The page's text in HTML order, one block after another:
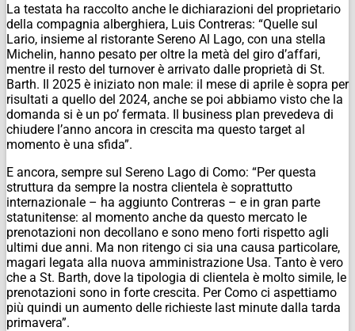
La testata ha raccolto anche le dichiarazioni del proprietario
della compagnia alberghiera, Luis Contreras: “Quelle sul
Lario, insieme al ristorante Sereno Al Lago, con una stella
Michelin, hanno pesato per oltre la metà del giro d’affari,
mentre il resto del turnover è arrivato dalle proprietà di St.
Barth. Il 2025 è iniziato non male: il mese di aprile è sopra per
risultati a quello del 2024, anche se poi abbiamo visto che la
domanda si è un po’ fermata. Il business plan prevedeva di
chiudere l’anno ancora in crescita ma questo target al
momento è una sfida”.
E ancora, sempre sul Sereno Lago di Como: “Per questa
struttura da sempre la nostra clientela è soprattutto
internazionale – ha aggiunto Contreras – e in gran parte
statunitense: al momento anche da questo mercato le
prenotazioni non decollano e sono meno forti rispetto agli
ultimi due anni. Ma non ritengo ci sia una causa particolare,
magari legata alla nuova amministrazione Usa. Tanto è vero
che a St. Barth, dove la tipologia di clientela è molto simile, le
prenotazioni sono in forte crescita. Per Como ci aspettiamo
più quindi un aumento delle richieste last minute dalla tarda
primavera”.